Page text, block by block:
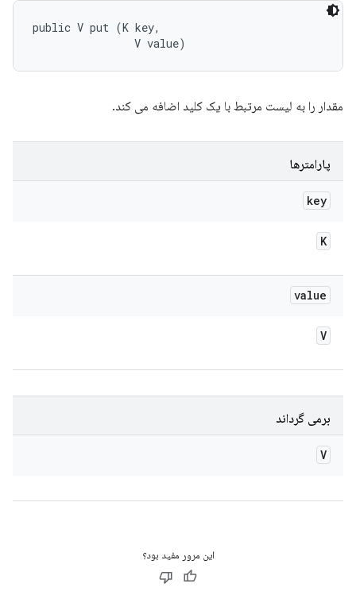
public V put (K key,
                V value)
مقدار را به لیست مرتبط با یک کلید اضافه می کند.
پارامترها
key
K
value
V
برمی گرداند
V
این مرور مفید بود؟